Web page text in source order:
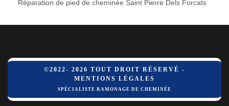
Réparation de pied de cheminée Saint Pierre Dels Forcats
©2022- 2026 TOUT DROIT RÉSERVÉ -
MENTIONS LÉGALES
SPÉCIALISTE RAMONAGE DE CHEMINÉE